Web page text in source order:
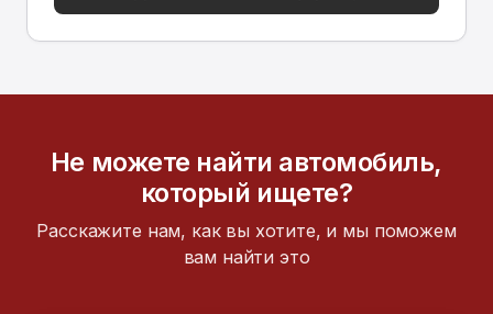
Не можете найти автомобиль,
который ищете?
Расскажите нам, как вы хотите, и мы поможем
вам найти это